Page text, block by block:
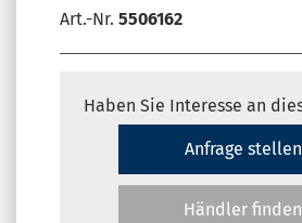
Art.-Nr. 5506162
Haben Sie Interesse an
Anfrage stellen
Händler finden